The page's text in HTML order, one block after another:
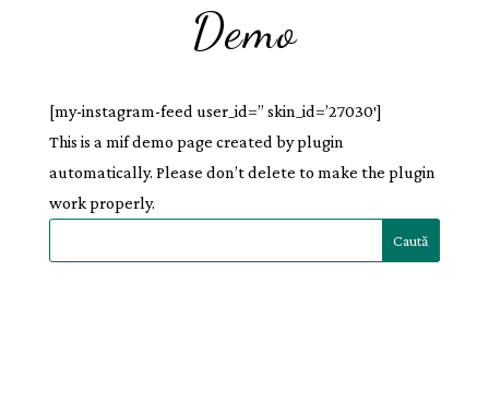
Demo
[my-instagram-feed user_id=” skin_id=’27030′]
This is a mif demo page created by plugin
automatically. Please don’t delete to make the plugin
work properly.